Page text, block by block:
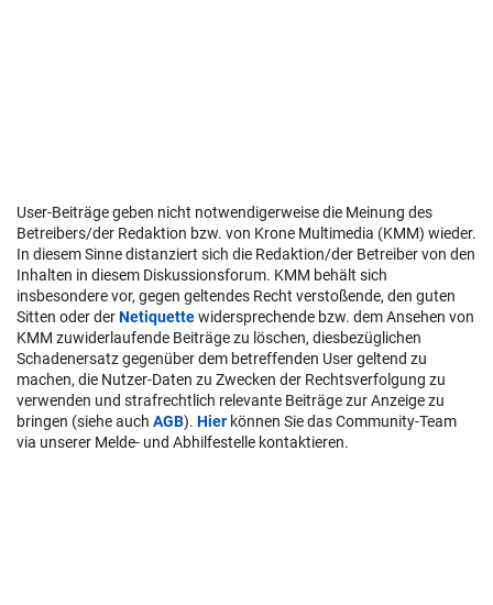
User-Beiträge geben nicht notwendigerweise die Meinung des
Betreibers/der Redaktion bzw. von Krone Multimedia (KMM) wieder.
In diesem Sinne distanziert sich die Redaktion/der Betreiber von den
Inhalten in diesem Diskussionsforum. KMM behält sich
insbesondere vor, gegen geltendes Recht verstoßende, den guten
Sitten oder derNetiquettewidersprechende bzw. dem Ansehen von
KMM zuwiderlaufende Beiträge zu löschen, diesbezüglichen
Schadenersatz gegenüber dem betreffenden User geltend zu
machen, die Nutzer-Daten zu Zwecken der Rechtsverfolgung zu
verwenden und strafrechtlich relevante Beiträge zur Anzeige zu
bringen (siehe auch AGB). Hier können Sie das Community-Team
via unserer Melde- und Abhilfestelle kontaktieren.